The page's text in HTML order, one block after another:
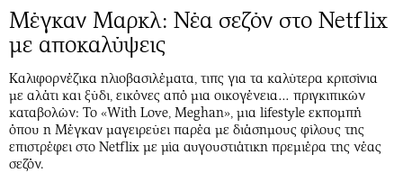
Μέγκαν Μαρκλ: Νέα σεζόν στο Netflix
με αποκαλύψεις
Καλιφορνέζικα ηλιοβασιλέματα, τιπς για τα καλύτερα κριτσίνια
με αλάτι και ξύδι, εικόνες από μια οικογένεια… πριγκιπικών
καταβολών: Το «With Love, Meghan», μια lifestyle εκπομπή
όπου η Μέγκαν μαγειρεύει παρέα με διάσημους φίλους της
επιστρέφει στο Netflix με μία αυγουστιάτικη πρεμιέρα της νέας
σεζόν.